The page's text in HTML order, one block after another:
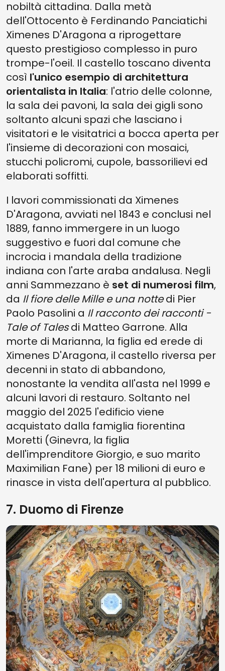
nobiltà cittadina. Dalla metà
dell'Ottocento è Ferdinando Panciatichi
Ximenes D'Aragona a riprogettare
questo prestigioso complesso in puro
trompe-l'oeil. Il castello toscano diventa
così l'unico esempio di architettura
orientalista in Italia: l'atrio delle colonne,
la sala dei pavoni, la sala dei gigli sono
soltanto alcuni spazi che lasciano i
visitatori e le visitatrici a bocca aperta per
l'insieme di decorazioni con mosaici,
stucchi policromi, cupole, bassorilievi ed
elaborati soffitti.
I lavori commissionati da Ximenes
D'Aragona, avviati nel 1843 e conclusi nel
1889, fanno immergere in un luogo
suggestivo e fuori dal comune che
incrocia i mandala della tradizione
indiana con l'arte araba andalusa. Negli
anni Sammezzano è set di numerosi film,
da Il fiore delle Mille e una nottedi Pier
Paolo Pasolini a Il racconto dei racconti -
Tale of Talesdi Matteo Garrone. Alla
morte di Marianna, la figlia ed erede di
Ximenes D'Aragona, il castello riversa per
decenni in stato di abbandono,
nonostante la vendita all'asta nel 1999 e
alcuni lavori di restauro. Soltanto nel
maggio del 2025 l'edificio viene
acquistato dalla famiglia fiorentina
Moretti (Ginevra, la figlia
dell'imprenditore Giorgio, e suo marito
Maximilian Fane) per 18 milioni di euro e
rinasce in vista dell'apertura al pubblico.
7. Duomo di Firenze